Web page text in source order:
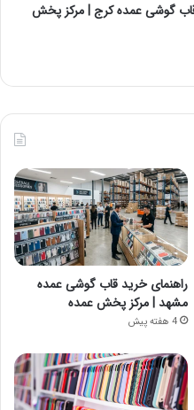
گوشی عمده کرج | مرکز پخش
راهنمای خرید قاب گوشی عمده
مشهد | مرکز پخش عمده
4 هفته پیش